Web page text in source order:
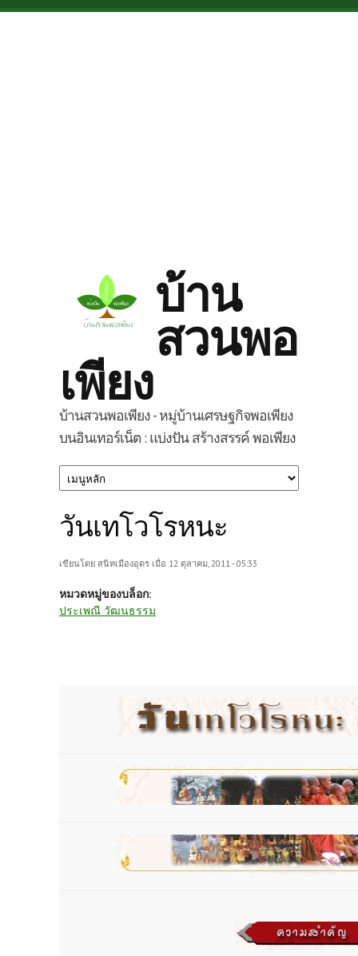
Skip to main content
บ้าน
สวนพอ
เพียง
บ้านสวนพอเพียง - หมู่บ้านเศรษฐกิจพอเพียง
บนอินเทอร์เน็ต : แบ่งปัน สร้างสรรค์ พอเพียง
วันเทโวโรหนะ
เขียนโดย สนิทเมืองอุดร เมื่อ 12 ตุลาคม, 2011 - 05:33
หมวดหมู่ของบล็อก:
ประเพณี วัฒนธรรม